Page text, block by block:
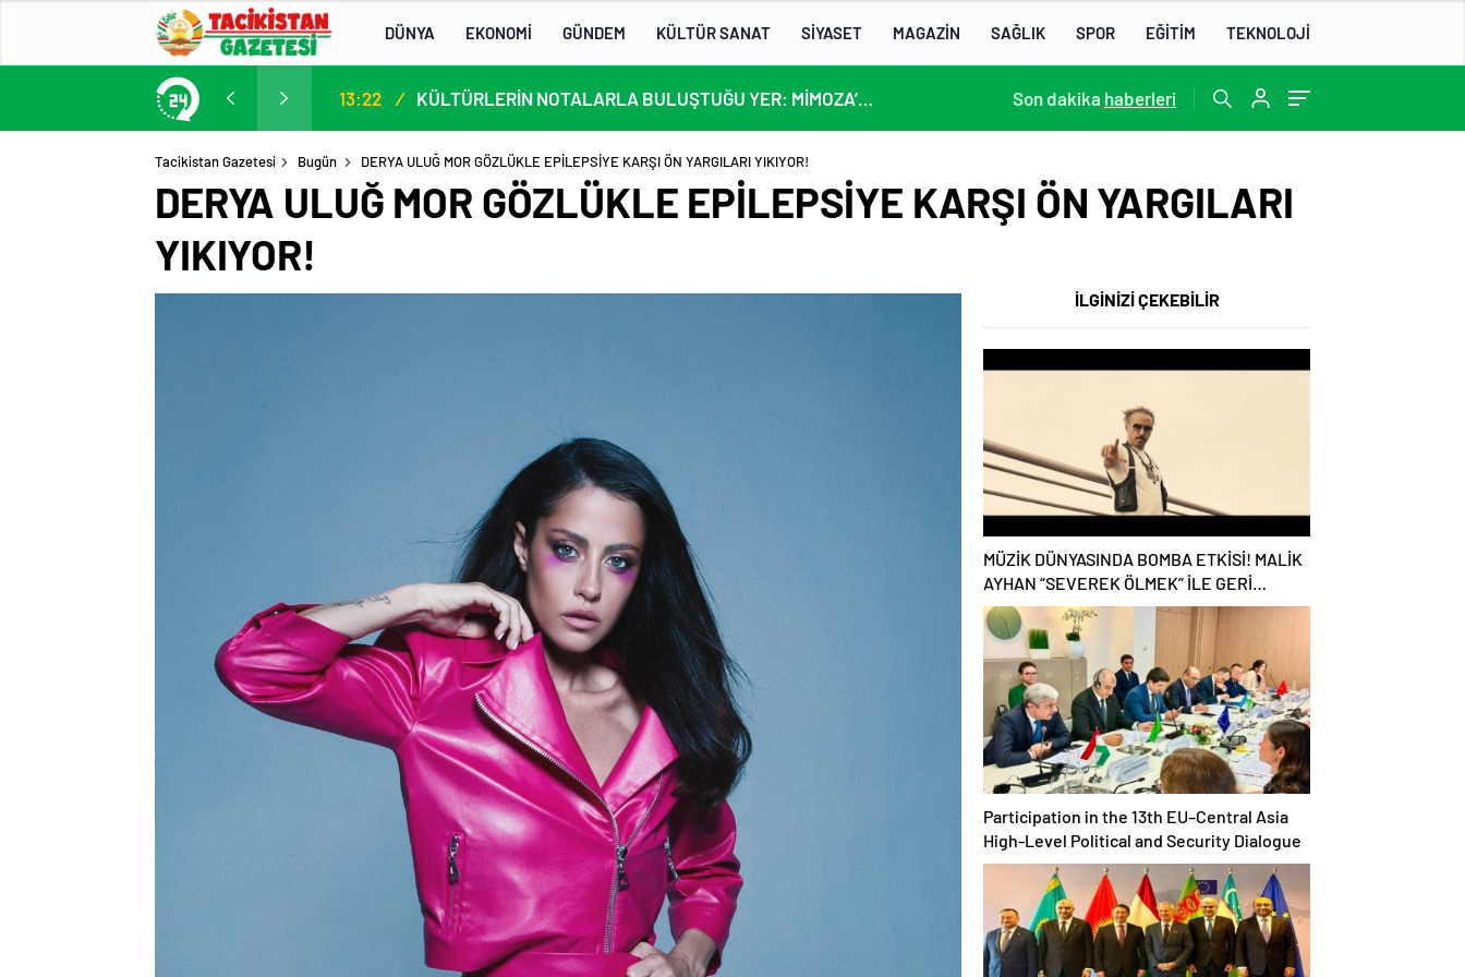
DÜNYA EKONOMİ GÜNDEM KÜLTÜR SANAT SİYASET MAGAZİN SAĞLIK SPOR EĞİTİM TEKNOLOJİ
13. AB-Orta Asya Yüksek Düzeyli Siyasi ve Güvenlik Diyaloğuna Katılım 13:22 / KÜLTÜRLERİN NOTALARLA BULUŞTUĞU YER: MİMOZA’M KAFE’DE DOSTLUK RÜZGARI! 22:07 /
Son dakika haberleri
Tacikistan Gazetesi Bugün DERYA ULUĞ MOR GÖZLÜKLE EPİLEPSİYE KARŞI ÖN YARGILARI YIKIYOR!
DERYA ULUĞ MOR GÖZLÜKLE EPİLEPSİYE KARŞI ÖN YARGILARI
YIKIYOR!
İLGİNİZİ ÇEKEBİLİR
MÜZİK DÜNYASINDA BOMBA ETKİSİ! MALİK
AYHAN “SEVEREK ÖLMEK” İLE GERİ
DÖNDÜ!
Participation in the 13th EU–Central Asia
High-Level Political and Security Dialogue